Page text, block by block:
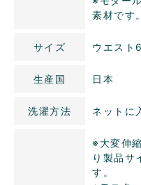
素材です。
サイズ ウエス
生産国 日本
洗濯方法 ネットに
※大変伸
り製品サ
す。